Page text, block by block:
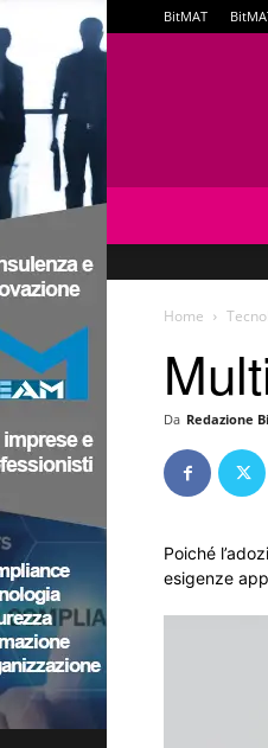
BitMAT
Home
Da Redazione
Poiché
esigenze